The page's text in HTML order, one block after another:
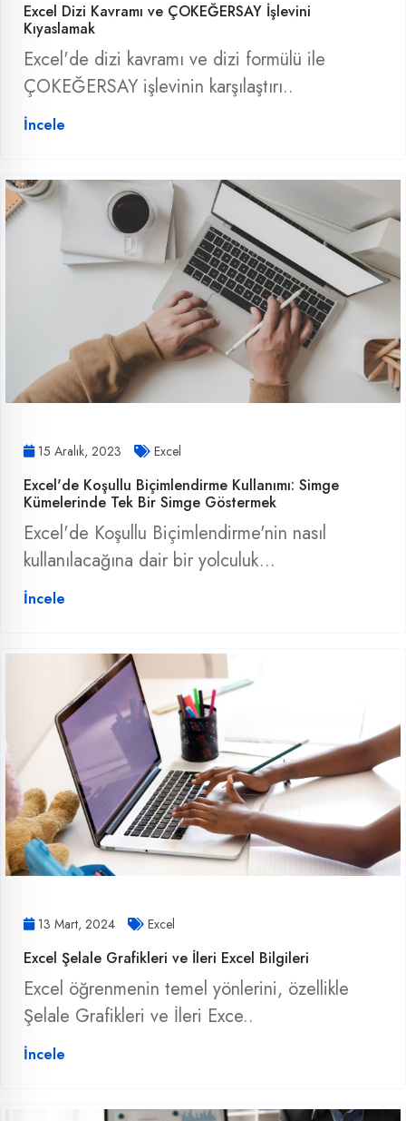
Excel Dizi Kavramı ve ÇOKEĞERSAY İşlevini
Kıyaslamak
Excel'de dizi kavramı ve dizi formülü ile
ÇOKEĞERSAY işlevinin karşılaştırı..
İncele
15 Aralık, 2023 Excel
Excel'de Koşullu Biçimlendirme Kullanımı: Simge
Kümelerinde Tek Bir Simge Göstermek
Excel'de Koşullu Biçimlendirme'nin nasıl
kullanılacağına dair bir yolculuk...
İncele
13 Mart, 2024 Excel
Excel Şelale Grafikleri ve İleri Excel Bilgileri
Excel öğrenmenin temel yönlerini, özellikle
Şelale Grafikleri ve İleri Exce..
İncele